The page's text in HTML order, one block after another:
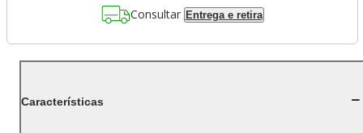
Consultar Entrega e retira
Características